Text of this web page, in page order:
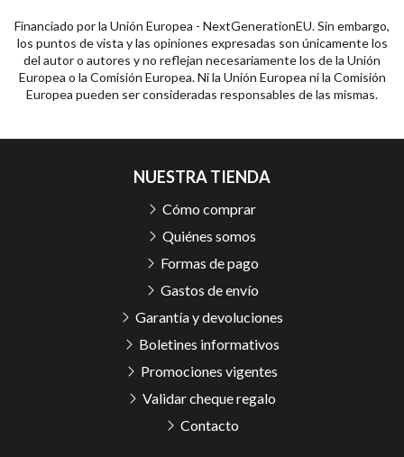
Financiado por la Unión Europea - NextGenerationEU. Sin embargo,
los puntos de vista y las opiniones expresadas son únicamente los
del autor o autores y no reflejan necesariamente los de la Unión
Europea o la Comisión Europea. Ni la Unión Europea ni la Comisión
Europea pueden ser consideradas responsables de las mismas.
NUESTRA TIENDA
Cómo comprar
Quiénes somos
Formas de pago
Gastos de envío
Garantía y devoluciones
Boletines informativos
Promociones vigentes
Validar cheque regalo
Contacto